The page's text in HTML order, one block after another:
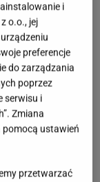
i
o.o., jej
preferencje
do zarządzania
poprzez
serwisu i
Zmiana
pomocą ustawień
przetwarzać